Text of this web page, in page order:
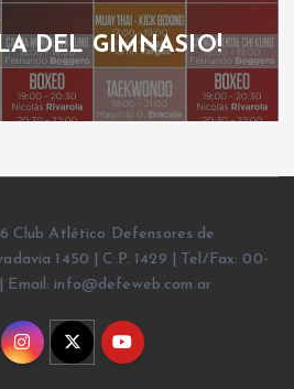
DEL GIMNASIO!
Club Atlético Defensores de
1450 | C.P. 1429 | Tel/Fax: 00-
Email: info@defeweb.com.ar